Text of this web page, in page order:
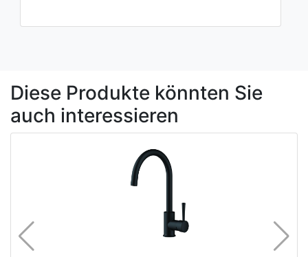
Diese Produkte könnten Sie
auch interessieren